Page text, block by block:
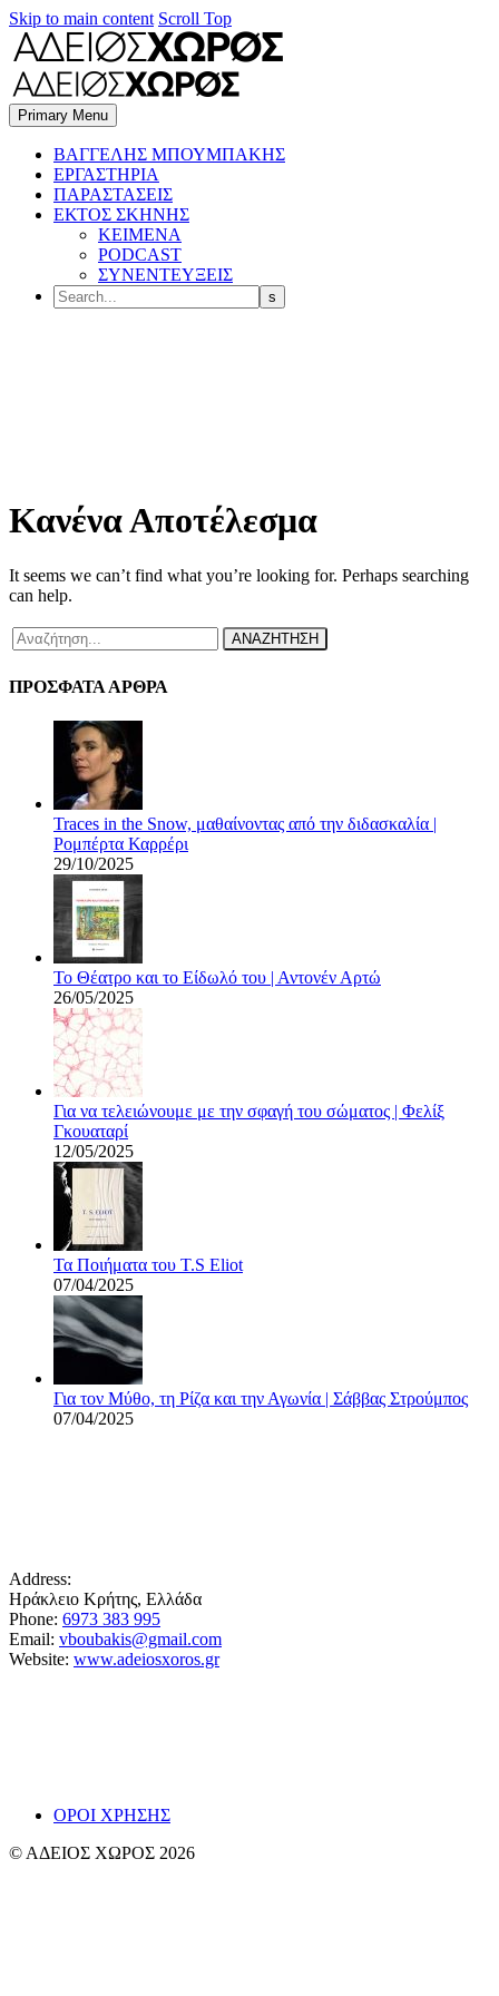
Skip to main content Scroll Top
Primary Menu
BΑΓΓΕΛΗΣ ΜΠΟΥΜΠΑΚΗΣ
ΕΡΓΑΣΤΗΡΙΑ
ΠΑΡΑΣΤΑΣΕΙΣ
ΕΚΤΟΣ ΣΚΗΝΗΣ
ΚΕΙΜΕΝΑ
PODCAST
ΣΥΝΕΝΤΕΥΞΕΙΣ
Κανένα Αποτέλεσμα
It seems we can’t find what you’re looking for. Perhaps searching
can help.
ΑΝΑΖΗΤΗΣΗ
ΠΡΟΣΦΑΤΑ ΑΡΘΡΑ
Traces in the Snow, μαθαίνοντας από την διδασκαλία |
Ρομπέρτα Καρρέρι
29/10/2025
Το Θέατρο και το Είδωλό του | Αντονέν Αρτώ
26/05/2025
Για να τελειώνουμε με την σφαγή του σώματος | Φελίξ
Γκουαταρί
12/05/2025
Τα Ποιήματα του T.S Eliot
07/04/2025
Για τον Μύθο, τη Ρίζα και την Αγωνία | Σάββας Στρούμπος
07/04/2025
Address:
Ηράκλειο Κρήτης, Ελλάδα
Phone: 6973 383 995
Email: vboubakis@gmail.com
Website: www.adeiosxoros.gr
ΟΡΟΙ ΧΡΗΣΗΣ
© ΑΔΕΙΟΣ ΧΩΡΟΣ 2026